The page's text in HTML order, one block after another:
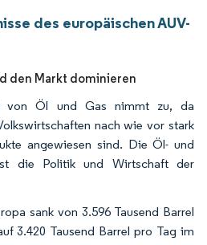
des europäischen AUV-
den Markt dominieren
von Öl und Gas nimmt zu, da
nach wie vor stark
angewiesen sind. Die Öl- und
die Politik und Wirtschaft der
sank von 3.596 Tausend Barrel
3.420 Tausend Barrel pro Tag im